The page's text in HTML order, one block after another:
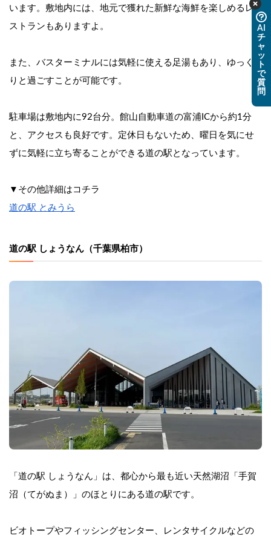
います。敷地内には、地元で獲れた新鮮な海鮮を楽しめるレ
ストランもありますよ。
また、バスターミナルには気軽に使える足湯もあり、ゆっく
りと過ごすことが可能です。
駐車場は敷地内に92台分。館山自動車道の富浦ICから約1分
と、アクセスも良好です。定休日もないため、曜日を気にせ
ずに気軽に立ち寄ることができる道の駅となっています。
▼その他詳細はコチラ
道の駅 とみうら
道の駅 しょうなん（千葉県柏市）
「道の駅 しょうなん」は、都心から最も近い天然湖沼「手賀
沼（てがぬま）」のほとりにある道の駅です。
ビオトープやフィッシングセンター、レンタサイクルなどの
AI
チ
ャ
ッ
ト
で
質
問